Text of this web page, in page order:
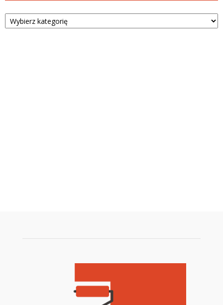
Kategorie